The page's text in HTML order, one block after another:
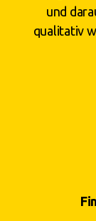
und
qualitativ